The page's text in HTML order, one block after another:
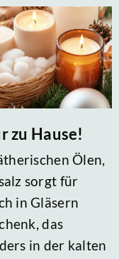
zu Hause!
Ölen,
sorgt für
in Gläsern
das
in der kalten